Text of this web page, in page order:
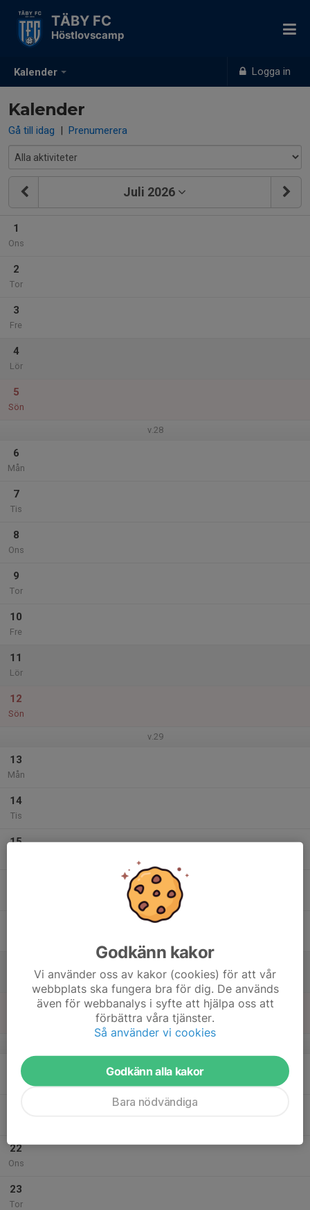
Kalender Logga in
TÄBY FC
Höstlovscamp
Kalender
Gå till idag | Prenumerera
Juli 2026
1
Ons
2
Tor
3
Fre
4
Lör
5
Sön
v.28
6
Mån
7
Tis
8
Ons
9
Tor
10
Fre
11
Lör
12
Sön
v.29
13
Mån
14
Tis
15
20
Mån
22
Ons
23
Tor
Godkänn kakor
Vi använder oss av kakor (cookies) för att vår
webbplats ska fungera bra för dig. De används
även för webbanalys i syfte att hjälpa oss att
förbättra våra tjänster.
Så använder vi cookies
Godkänn alla kakor
Bara nödvändiga